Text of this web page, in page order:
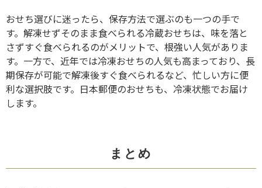
おせち選びに迷ったら、保存方法で選ぶのも一つの手で
す。解凍せずそのまま食べられる冷蔵おせちは、味を落と
さずすぐ食べられるのがメリットで、根強い人気がありま
す。一方で、近年では冷凍おせちの人気も高まっており、長
期保存が可能で解凍後すぐ食べられるなど、忙しい方に便
利な選択肢です。日本郵便のおせちも、冷凍状態でお届け
します。
まとめ